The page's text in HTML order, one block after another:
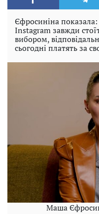
Єфросиніна
Instagram завжди
вибором,
сьогодні платять за
Маша